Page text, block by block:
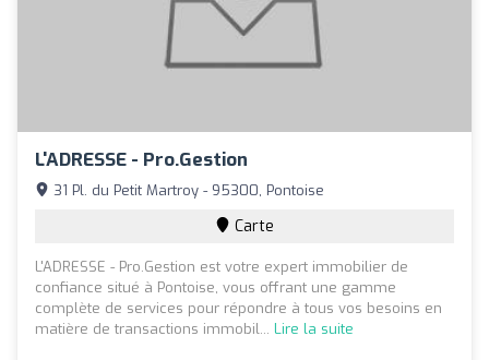
L'ADRESSE - Pro.Gestion
31 Pl. du Petit Martroy - 95300, Pontoise
Carte
L'ADRESSE - Pro.Gestion est votre expert immobilier de
confiance situé à Pontoise, vous offrant une gamme
complète de services pour répondre à tous vos besoins en
matière de transactions immobil... Lire la suite